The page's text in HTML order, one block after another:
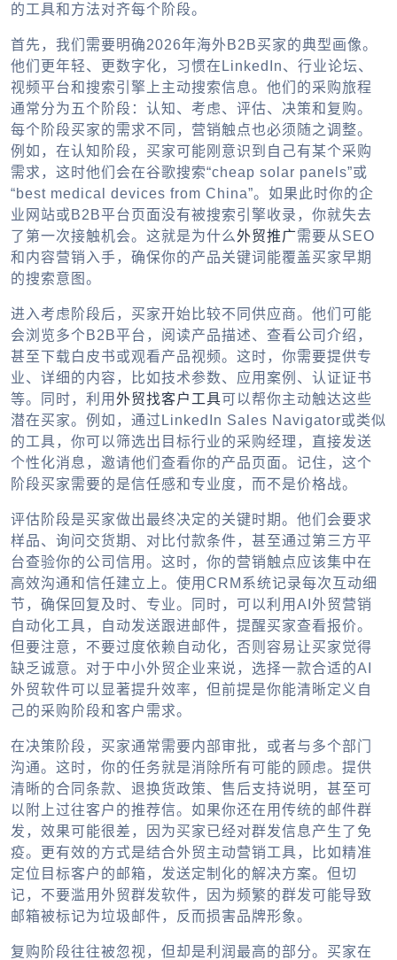
的工具和方法对齐每个阶段。
首先，我们需要明确2026年海外B2B买家的典型画像。
他们更年轻、更数字化，习惯在LinkedIn、行业论坛、
视频平台和搜索引擎上主动搜索信息。他们的采购旅程
通常分为五个阶段：认知、考虑、评估、决策和复购。
每个阶段买家的需求不同，营销触点也必须随之调整。
例如，在认知阶段，买家可能刚意识到自己有某个采购
需求，这时他们会在谷歌搜索“cheap solar panels”或
“best medical devices from China”。如果此时你的企
业网站或B2B平台页面没有被搜索引擎收录，你就失去
了第一次接触机会。这就是为什么外贸推广需要从SEO
和内容营销入手，确保你的产品关键词能覆盖买家早期
的搜索意图。
进入考虑阶段后，买家开始比较不同供应商。他们可能
会浏览多个B2B平台，阅读产品描述、查看公司介绍，
甚至下载白皮书或观看产品视频。这时，你需要提供专
业、详细的内容，比如技术参数、应用案例、认证证书
等。同时，利用 外贸找客户工具可以帮你主动触达这些
潜在买家。例如，通过LinkedIn Sales Navigator或类似
的工具，你可以筛选出目标行业的采购经理，直接发送
个性化消息，邀请他们查看你的产品页面。记住，这个
阶段买家需要的是信任感和专业度，而不是价格战。
评估阶段是买家做出最终决定的关键时期。他们会要求
样品、询问交货期、对比付款条件，甚至通过第三方平
台查验你的公司信用。这时，你的营销触点应该集中在
高效沟通和信任建立上。使用CRM系统记录每次互动细
节，确保回复及时、专业。同时，可以利用AI外贸营销
自动化工具，自动发送跟进邮件，提醒买家查看报价。
但要注意，不要过度依赖自动化，否则容易让买家觉得
缺乏诚意。对于中小外贸企业来说，选择一款合适的AI
外贸软件可以显著提升效率，但前提是你能清晰定义自
己的采购阶段和客户需求。
在决策阶段，买家通常需要内部审批，或者与多个部门
沟通。这时，你的任务就是消除所有可能的顾虑。提供
清晰的合同条款、退换货政策、售后支持说明，甚至可
以附上过往客户的推荐信。如果你还在用传统的邮件群
发，效果可能很差，因为买家已经对群发信息产生了免
疫。更有效的方式是结合外贸主动营销工具，比如精准
定位目标客户的邮箱，发送定制化的解决方案。但切
记，不要滥用 外贸群发软件 ，因为频繁的群发可能导致
邮箱被标记为垃圾邮件，反而损害品牌形象。
复购阶段往往被忽视，但却是利润最高的部分。买家在